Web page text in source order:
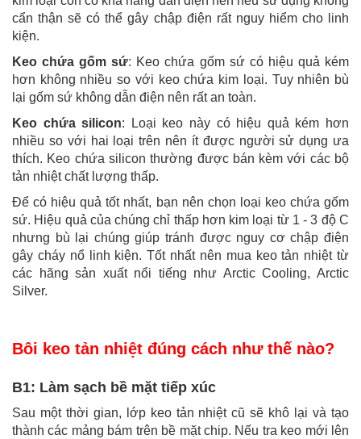
cẩn thận sẽ có thể gây chập điện rất nguy hiểm cho linh
kiện.
Keo chứa gốm sứ: Keo chứa gốm sứ có hiệu quả kém
hơn không nhiều so với keo chứa kim loại. Tuy nhiên bù
lại gốm sứ không dẫn điện nên rất an toàn.
Keo chứa silicon: Loại keo này có hiệu quả kém hơn
nhiều so với hai loại trên nên ít được người sử dụng ưa
thích. Keo chứa silicon thường được bán kèm với các bộ
tản nhiệt chất lượng thấp.
Để có hiệu quả tốt nhất, bạn nên chọn loại keo chứa gốm
sứ. Hiệu quả của chúng chỉ thấp hơn kim loại từ 1 - 3 độ C
nhưng bù lại chúng giúp tránh được nguy cơ chập điện
gây cháy nổ linh kiện. Tốt nhất nên mua keo tản nhiệt từ
các hãng sản xuất nổi tiếng như Arctic Cooling, Arctic
Silver.
Bôi keo tản nhiệt đúng cách như thế nào?
B1: Làm sạch bề mặt tiếp xúc
Sau một thời gian, lớp keo tản nhiệt cũ sẽ khô lại và tạo
thành các mảng bám trên bề mặt chip. Nếu tra keo mới lên